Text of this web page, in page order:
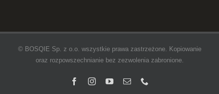
© BOSQIE Sp. z o.o. wszystkie prawa zastrzeżone. Kopiowanie
oraz rozpowszechnianie bez zezwolenia zabronione.
FacebookInstagramYouTube
Email